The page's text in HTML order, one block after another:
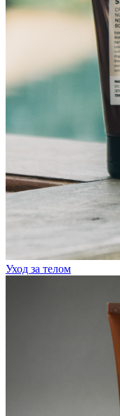
Уход за телом